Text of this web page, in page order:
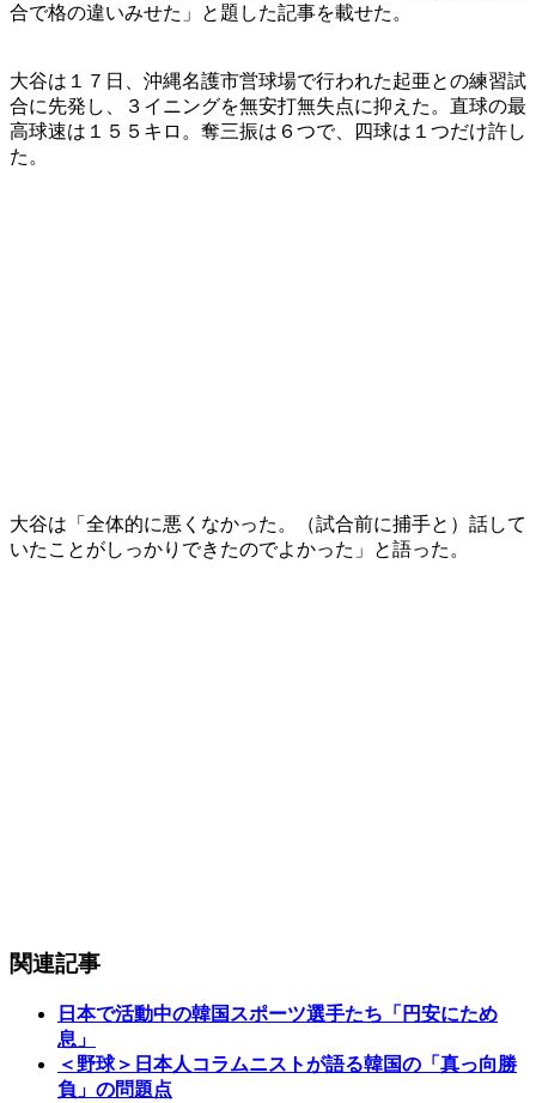
合で格の違いみせた」と題した記事を載せた。
大谷は１７日、沖縄名護市営球場で行われた起亜との練習試
合に先発し、３イニングを無安打無失点に抑えた。直球の最
高球速は１５５キロ。奪三振は６つで、四球は１つだけ許し
た。
大谷は「全体的に悪くなかった。（試合前に捕手と）話して
いたことがしっかりできたのでよかった」と語った。
関連記事
日本で活動中の韓国スポーツ選手たち「円安にため
息」
＜野球＞日本人コラムニストが語る韓国の「真っ向勝
負」の問題点